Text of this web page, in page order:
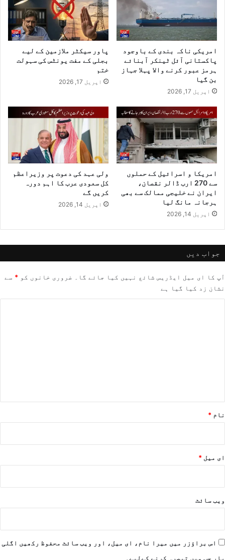
امریکی ناکہ بندی کے باوجود
پاکستانی آئل ٹینکر آبنائے
ہرمز عبور کرنے والا پہلا جہاز
بن گیا
اپریل 17, 2026
پاور سیکٹر ملازمین کے لیے
بجلی کے مفت یونٹس کی سہولت
ختم
اپریل 17, 2026
امریکا و اسرائیل کے حملوں
سے 270 ارب ڈالر نقصان،
ایران نے خلیجی ممالک سے بھی
ہرجانہ مانگ لیا
اپریل 14, 2026
ولی عہد کی دعوت پر وزیراعظم
کل سعودی عرب کا اہم دورہ
کریں گے
اپریل 14, 2026
جواب دیں
آپ کا ای میل ایڈریس شائع نہیں کیا جائے گا۔ ضروری خانوں کو * سے
نشان زد کیا گیا ہے
نام *
ای میل *
ویب‌ سائٹ
اس براؤزر میں میرا نام، ای میل، اور ویب سائٹ محفوظ رکھیں اگلی
بار جب میں تبصرہ کرنے کےلیے۔